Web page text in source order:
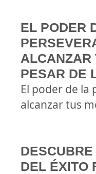
EL PODER
ALCANZAR
PESAR DE
El poder de la
alcanzar tus
DEL ÉXITO